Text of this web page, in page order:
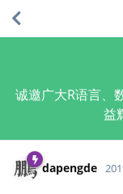
诚邀广大R语言、
益
dapengde